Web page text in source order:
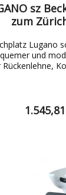
sz
zum
Lugano
und